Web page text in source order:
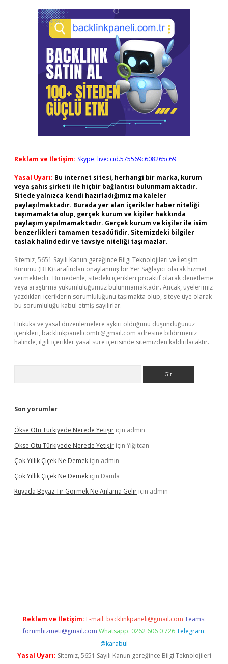
Reklam ve İletişim: Skype: live:.cid.575569c608265c69
Yasal Uyarı: Bu internet sitesi, herhangi bir marka, kurum
veya şahıs şirketi ile hiçbir bağlantısı bulunmamaktadır.
Sitede yalnızca kendi hazırladığımız makaleler
paylaşılmaktadır. Burada yer alan içerikler haber niteliği
taşımamakta olup, gerçek kurum ve kişiler hakkında
paylaşım yapılmamaktadır. Gerçek kurum ve kişiler ile isim
benzerlikleri tamamen tesadüfidir. Sitemizdeki bilgiler
taslak halindedir ve tavsiye niteliği taşımazlar.
Sitemiz, 5651 Sayılı Kanun gereğince Bilgi Teknolojileri ve İletişim
Kurumu (BTK) tarafından onaylanmış bir Yer Sağlayıcı olarak hizmet
vermektedir. Bu nedenle, sitedeki içerikleri proaktif olarak denetleme
veya araştırma yükümlülüğümüz bulunmamaktadır. Ancak, üyelerimiz
yazdıkları içeriklerin sorumluluğunu taşımakta olup, siteye üye olarak
bu sorumluluğu kabul etmiş sayılırlar.
Hukuka ve yasal düzenlemelere aykırı olduğunu düşündüğünüz
içerikleri, backlinkpanelicomtr@gmail.com adresine bildirmeniz
halinde, ilgili içerikler yasal süre içerisinde sitemizden kaldırılacaktır.
Son yorumlar
Ökse Otu Türkiyede Nerede Yetişir için admin
Ökse Otu Türkiyede Nerede Yetişir için Yiğitcan
Çok Yıllık Çiçek Ne Demek için admin
Çok Yıllık Çiçek Ne Demek için Damla
Rüyada Beyaz Tır Görmek Ne Anlama Gelir için admin
Reklam ve İletişim: E-mail: backlinkpaneli@gmail.com Teams:
forumhizmeti@gmail.com Whatsapp: 0262 606 0 726 Telegram:
@karabul
Yasal Uyarı: Sitemiz, 5651 Sayılı Kanun gereğince Bilgi Teknolojileri